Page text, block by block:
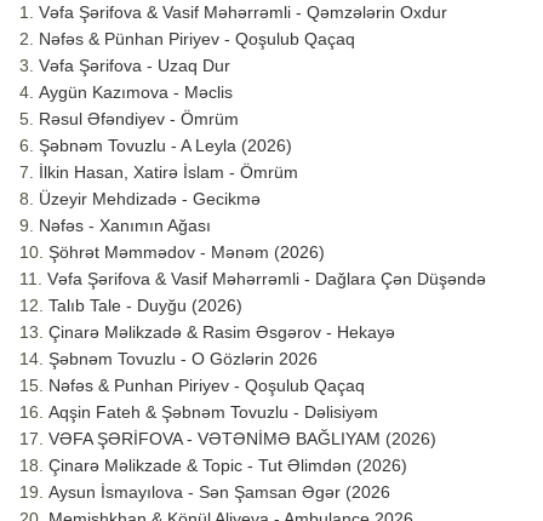
Vəfa Şərifova & Vasif Məhərrəmli - Qəmzələrin Oxdur
Nəfəs & Pünhan Piriyev - Qoşulub Qaçaq
Vəfa Şərifova - Uzaq Dur
Aygün Kazımova - Məclis
Rəsul Əfəndiyev - Ömrüm
Şəbnəm Tovuzlu - A Leyla (2026)
İlkin Hasan, Xatirə İslam - Ömrüm
Üzeyir Mehdizadə - Gecikmə
Nəfəs - Xanımın Ağası
Şöhrət Məmmədov - Mənəm (2026)
Vəfa Şərifova & Vasif Məhərrəmli - Dağlara Çən Düşəndə
Talıb Tale - Duyğu (2026)
Çinarə Məlikzadə & Rasim Əsgərov - Hekayə
Şəbnəm Tovuzlu - O Gözlərin 2026
Nəfəs & Punhan Piriyev - Qoşulub Qaçaq
Aqşin Fateh & Şəbnəm Tovuzlu - Dəlisiyəm
VƏFA ŞƏRİFOVA - VƏTƏNİMƏ BAĞLIYAM (2026)
Çinarə Məlikzade & Topic - Tut Əlimdən (2026)
Aysun İsmayılova - Sən Şamsan Əgər (2026